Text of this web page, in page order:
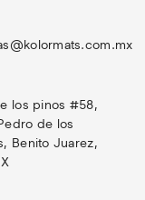
los pinos #58,
de los
Benito Juarez,